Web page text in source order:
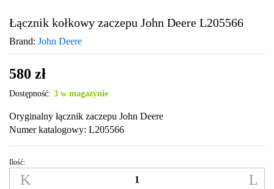
Łącznik kołkowy zaczepu John Deere L205566
Brand: John Deere
580 zł
Dostępność: 3 w magazynie
Oryginalny łącznik zaczepu John Deere
Numer katalogowy: L205566
Łącznik
kołkowy
Ilość: